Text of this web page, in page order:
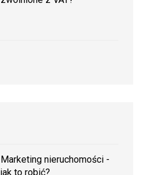
Marketing nieruchomości -
jak to robić?